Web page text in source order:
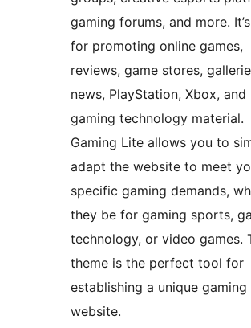
gaming forums, and more.
for promoting online games,
reviews, game stores,
news, PlayStation, Xbox, and
gaming technology material.
Gaming Lite allows you to
adapt the website to meet
specific gaming demands,
they be for gaming sports,
technology, or video games.
theme is the perfect tool for
establishing a unique gaming
website.